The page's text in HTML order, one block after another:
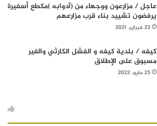
عاجل / مزارعون ووجهاء من (آدوابه )مكطع أسفيرة
يرفضون تشييد بناء قرب مزارعهم
23 فبراير، 2021
كيفه / بلدية كيفه و الفشل الكارثي والغير
مسبوق على الإطلاق
25 مايو، 2022